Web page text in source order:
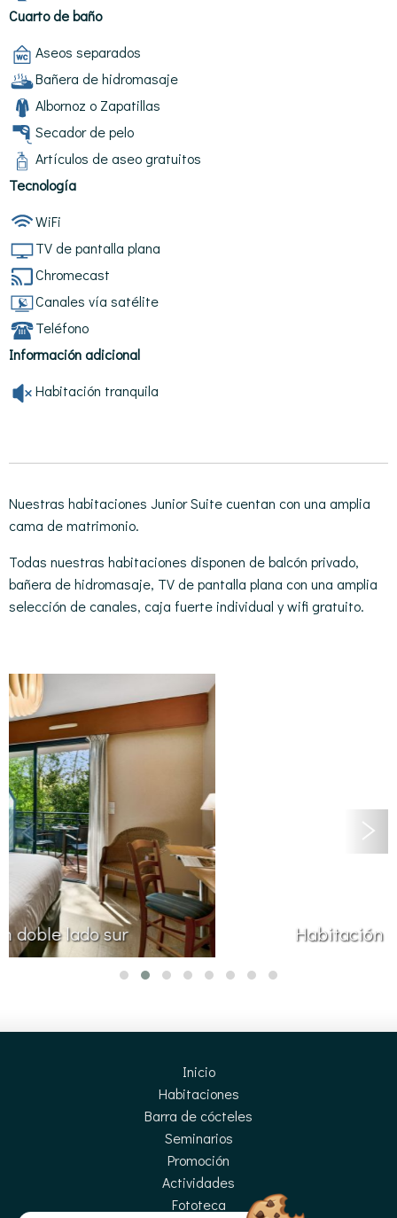
Cuarto de baño
Aseos separados
Bañera de hidromasaje
Albornoz o Zapatillas
Secador de pelo
Artículos de aseo gratuitos
Tecnología
WiFi
TV de pantalla plana
Chromecast
Canales vía satélite
Teléfono
Información adicional
Habitación tranquila
Nuestras habitaciones Junior Suite cuentan con una amplia
cama de matrimonio.
Todas nuestras habitaciones disponen de balcón privado,
bañera de hidromasaje, TV de pantalla plana con una amplia
selección de canales, caja fuerte individual y wifi gratuito.
Habitación doble junto al lago
Inicio
Habitaciones
Barra de cócteles
Seminarios
Promoción
Actividades
Fototeca